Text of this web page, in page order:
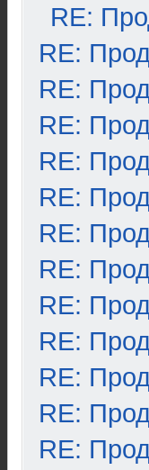
RE:
RE:
RE:
RE:
RE:
RE:
RE:
RE:
RE:
RE:
RE:
RE:
RE: